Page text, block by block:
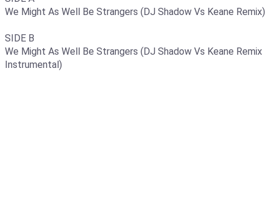
We Might As Well Be Strangers (DJ Shadow Vs Keane Remix)
SIDE B
We Might As Well Be Strangers (DJ Shadow Vs Keane Remix
Instrumental)